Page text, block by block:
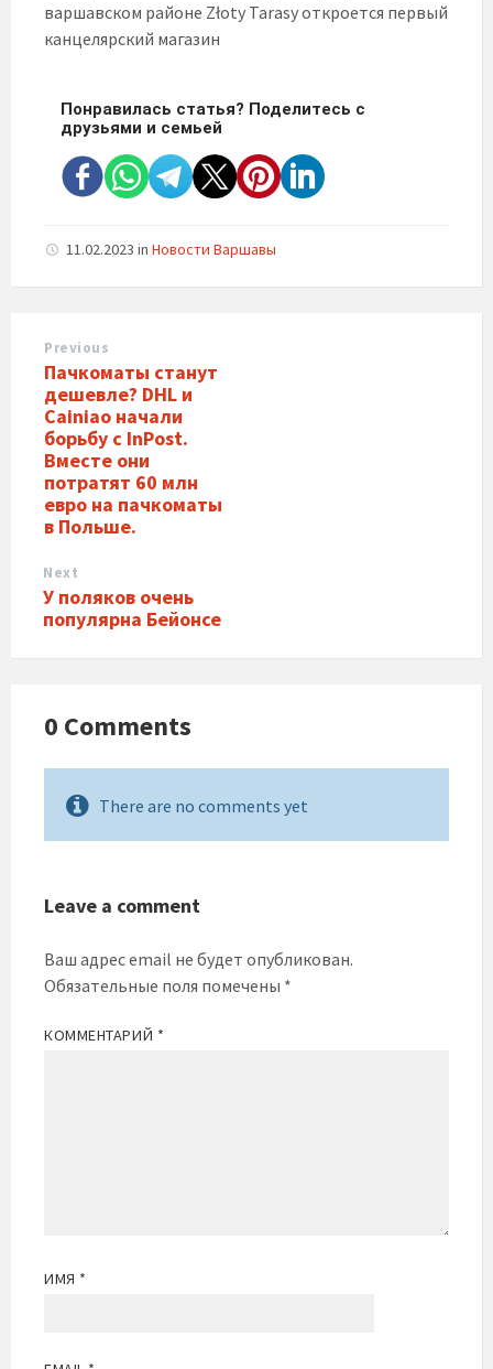
варшавском районе Złoty Tarasy откроется первый
канцелярский магазин
Понравилась статья? Поделитесь с
друзьями и семьей
11.02.2023 in Новости Варшавы
Previous
Пачкоматы станут
дешевле? DHL и
Cainiao начали
борьбу с InPost.
Вместе они
потратят 60 млн
евро на пачкоматы
в Польше.
Next
У поляков очень
популярна Бейонсе
0 Comments
There are no comments yet
Leave a comment
Ваш адрес email не будет опубликован.
Обязательные поля помечены *
КОММЕНТАРИЙ *
ИМЯ *